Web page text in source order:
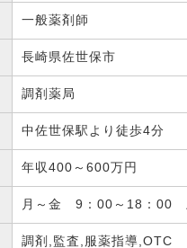
一般薬剤師
長崎県佐世保市
調剤薬局
中佐世保駅より徒歩4分
年収400～600万円
月～金 9：00～18：
調剤,監査,服薬指導,OTC